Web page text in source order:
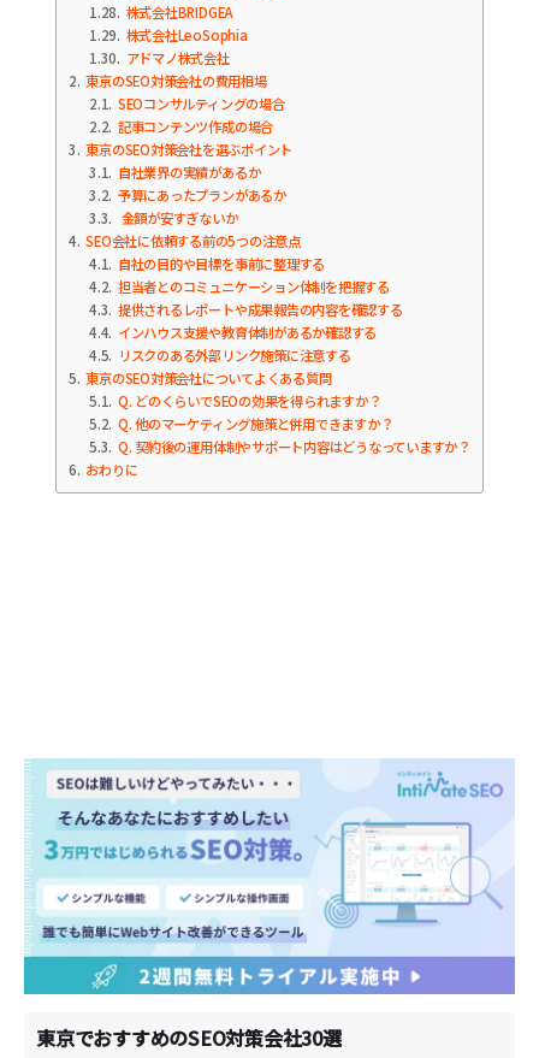
1.28 株式会社BRIDGEA
1.29 株式会社LeoSophia
1.30
アドマノ株式会社
2 東京のSEO対策会社の費用相場
2.1 SEOコンサルティングの場合
2.2 記事コンテンツ作成の場合
3 東京のSEO対策会社を選ぶポイント
3.1 自社業界の実績があるか
3.2 予算にあったプランがあるか
3.3
金額が安すぎないか
4 SEO会社に依頼する前の5つの注意点
4.1 自社の目的や目標を事前に整理する
4.2 担当者とのコミュニケーション体制を把握する
4.3 提供されるレポートや成果報告の内容を確認する
4.4 インハウス支援や教育体制があるか確認する
4.5
リスクのある外部リンク施策に注意する
5 東京のSEO対策会社についてよくある質問
5.1 Q. どのくらいでSEOの効果を得られますか？
5.2 Q. 他のマーケティング施策と併用できますか？
5.3 Q. 契約後の運用体制やサポート内容はどうなっていますか？
6 おわりに
東京でおすすめのSEO対策会社30選